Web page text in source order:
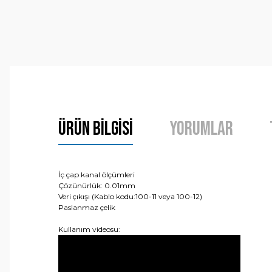
Ürün Bilgisi Yorumlar
İç çap kanal ölçümleri
Çözünürlük: 0.01mm
Veri çıkışı (Kablo kodu:100-11 veya 100-12)
Paslanmaz çelik
Kullanım videosu: